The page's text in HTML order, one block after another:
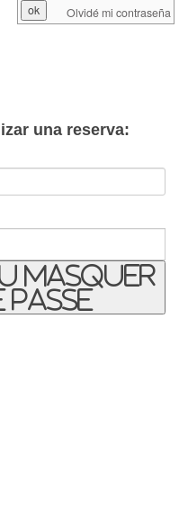
una reserva:
masquer
passe
Olvidé mi contraseña